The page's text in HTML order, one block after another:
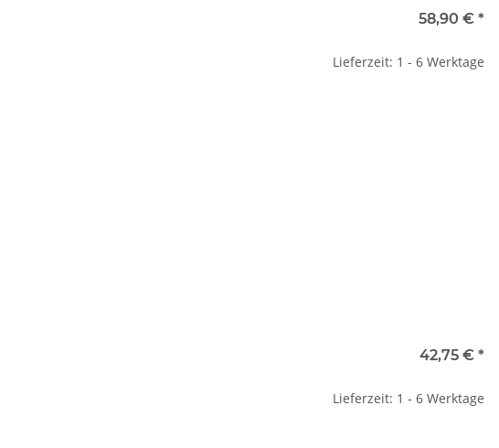
58,90 € *
Lieferzeit: 1 - 6 Werktage
42,75 € *
Lieferzeit: 1 - 6 Werktage